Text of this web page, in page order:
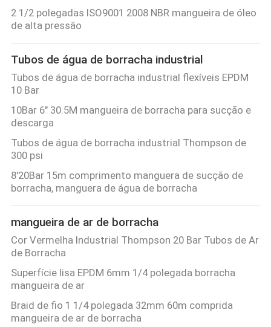
2 1/2 polegadas ISO9001 2008 NBR mangueira de óleo
de alta pressão
Tubos de água de borracha industrial
Tubos de água de borracha industrial flexíveis EPDM
10 Bar
10Bar 6" 30.5M mangueira de borracha para sucção e
descarga
Tubos de água de borracha industrial Thompson de
300 psi
8'20Bar 15m comprimento manguera de sucção de
borracha, manguera de água de borracha
mangueira de ar de borracha
Cor Vermelha Industrial Thompson 20 Bar Tubos de Ar
de Borracha
Superfície lisa EPDM 6mm 1/4 polegada borracha
mangueira de ar
Braid de fio 1 1/4 polegada 32mm 60m comprida
mangueira de ar de borracha